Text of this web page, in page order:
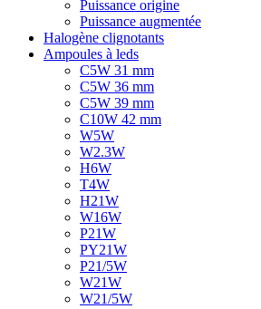
Puissance origine
Puissance augmentée
Halogène clignotants
Ampoules à leds
C5W 31 mm
C5W 36 mm
C5W 39 mm
C10W 42 mm
W5W
W2.3W
H6W
T4W
H21W
W16W
P21W
PY21W
P21/5W
W21W
W21/5W